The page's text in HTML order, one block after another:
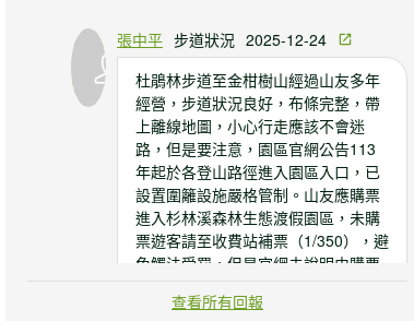
張中平 步道狀況 2025-12-24
杜鵑林步道至金柑樹山經過山友多年
經營，步道狀況良好，布條完整，帶
上離線地圖，小心行走應該不會迷
路，但是要注意，園區官網公告113
年起於各登山路徑進入園區入口，已
設置圍籬設施嚴格管制。山友應購票
進入杉林溪森林生態渡假園區，未購
票遊客請至收費站補票（1/350），避
免觸法受罰，但是官網未說明由購票
經園區至金柑樹山山友如何通過圍
籬？這點可能要請園區說明。
查看所有回報